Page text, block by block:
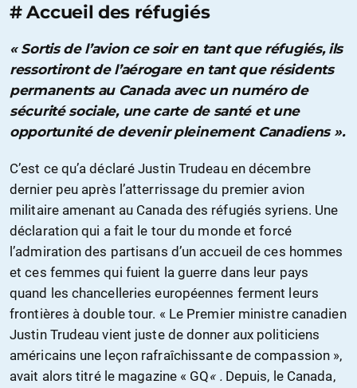
# Accueil des réfugiés
« Sortis de l’avion ce soir en tant que réfugiés, ils
ressortiront de l’aérogare en tant que résidents
permanents au Canada avec un numéro de
sécurité sociale, une carte de santé et une
opportunité de devenir pleinement Canadiens ».
C’est ce qu’a déclaré Justin Trudeau en décembre
dernier peu après l’atterrissage du premier avion
militaire amenant au Canada des réfugiés syriens. Une
déclaration qui a fait le tour du monde et forcé
l’admiration des partisans d’un accueil de ces hommes
et ces femmes qui fuient la guerre dans leur pays
quand les chancelleries européennes ferment leurs
frontières à double tour. « Le Premier ministre canadien
Justin Trudeau vient juste de donner aux politiciens
américains une leçon rafraîchissante de compassion »,
avait alors titré le magazine « GQ« . Depuis, le Canada,